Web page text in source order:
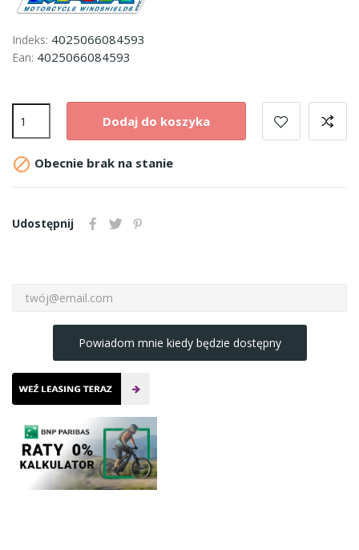
Indeks: 4025066084593
Ean: 4025066084593
Dodaj do koszyka
 Obecnie brak na stanie
Udostępnij
Powiadom mnie kiedy będzie dostępny